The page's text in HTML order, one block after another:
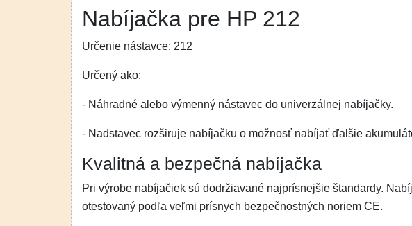
Nabíjačka pre HP 212
Určenie nástavce: 212
Určený ako:
- Náhradné alebo výmenný nástavec do univerzálnej nabíjačky.
- Nadstavec rozširuje nabíjačku o možnosť nabíjať ďalšie
Kvalitná a bezpečná nabíjačka
Pri výrobe nabíjačiek sú dodržiavané najprísnejšie štandardy.
otestovaný podľa veľmi prísnych bezpečnostných noriem CE.